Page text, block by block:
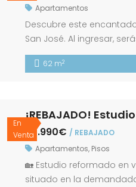
Apartamentos
Descubre este
San José. Al ingresar,
abierto. El espacio
un baño bien equipado y
62 m2
En
Venta
¡REBAJADO!
30.990€ / REBAJADO
Apartamentos, Pisos
🏡 Estudio reformado en
situado en la